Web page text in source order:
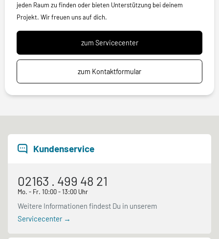
jeden Raum zu finden oder bieten Unterstützung bei deinem
Projekt. Wir freuen uns auf dich.
zum Servicecenter
zum Kontaktformular
Kundenservice
02163 . 499 48 21
Mo. - Fr. 10:00 - 13:00 Uhr
Weitere Informationen findest Du in unserem
Servicecenter →